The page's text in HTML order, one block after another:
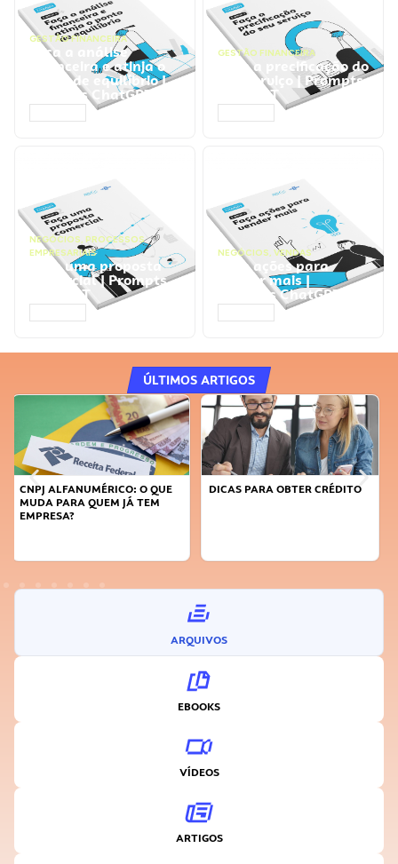
GESTÃO FINANCEIRA
Faça a análise
financeira e atinja o
ponto de equilíbrio |
Prompts ChatGPT
GESTÃO FINANCEIRA
Faça a precificação do
seu serviço | Prompts
ChatGPT
NEGÓCIOS, PROCESSOS
EMPRESARIAIS
Faça uma proposta
comercial | Prompts
ChatGPT
NEGÓCIOS, VENDAS
Faça ações para
vender mais |
Prompts ChatGPT
ÚLTIMOS ARTIGOS
DICAS PARA OBTER CRÉDITO
FAÇA A DIFERENÇA: SEJA
ARQUIVOS
EBOOKS
VÍDEOS
ARTIGOS